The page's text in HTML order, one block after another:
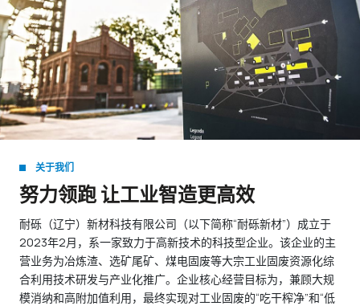
关于我们
努力领跑 让工业智造更高效
耐砾（辽宁）新材科技有限公司（以下简称“耐砾新材”）成立于
2023年2月，系一家致力于高新技术的科技型企业。该企业的主
营业务为冶炼渣、选矿尾矿、煤电固废等大宗工业固废资源化综
合利用技术研发与产业化推广。企业核心经营目标为，兼顾大规
模消纳和高附加值利用，最终实现对工业固废的“吃干榨净”和“低